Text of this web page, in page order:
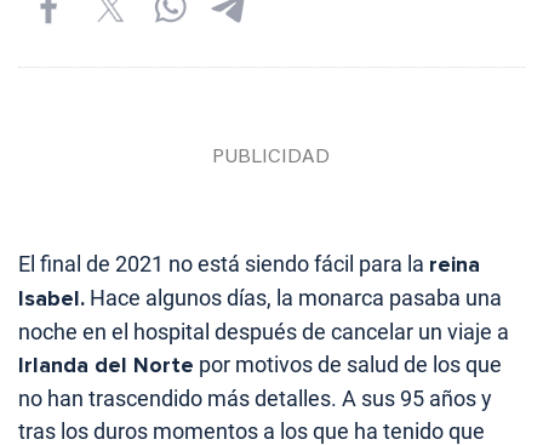
El final de 2021 no está siendo fácil para la reina
Isabel. Hace algunos días, la monarca pasaba una
noche en el hospital después de cancelar un viaje a
Irlanda del Norte por motivos de salud de los que
no han trascendido más detalles. A sus 95 años y
tras los duros momentos a los que ha tenido que